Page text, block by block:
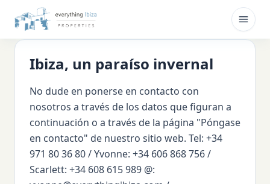
Ir al contenido principal
Abrir
Ibiza, un paraíso invernal
No dude en ponerse en contacto con
nosotros a través de los datos que figuran a
continuación o a través de la página "Póngase
en contacto" de nuestro sitio web. Tel: +34
971 80 36 80 / Yvonne: +34 606 868 756 /
Scarlett: +34 608 615 989 @: